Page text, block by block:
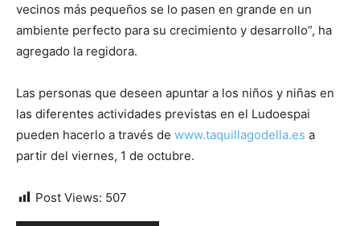
vecinos más pequeños se lo pasen en grande en un
ambiente perfecto para su crecimiento y desarrollo”, ha
agregado la regidora.
Las personas que deseen apuntar a los niños y niñas en
las diferentes actividades previstas en el Ludoespai
pueden hacerlo a través de www.taquillagodella.es a
partir del viernes, 1 de octubre.
Post Views: 507